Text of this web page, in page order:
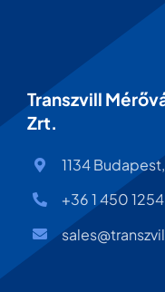
Transzvill
Zrt.
1134
+36 1 450 1254